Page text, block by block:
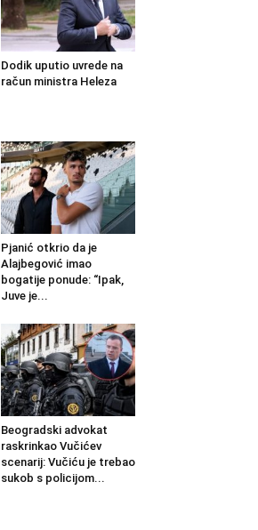
Dodik uputio uvrede na
račun ministra Heleza
Pjanić otkrio da je
Alajbegović imao
bogatije ponude: “Ipak,
Juve je...
Beogradski advokat
raskrinkao Vučićev
scenarij: Vučiću je trebao
sukob s policijom...